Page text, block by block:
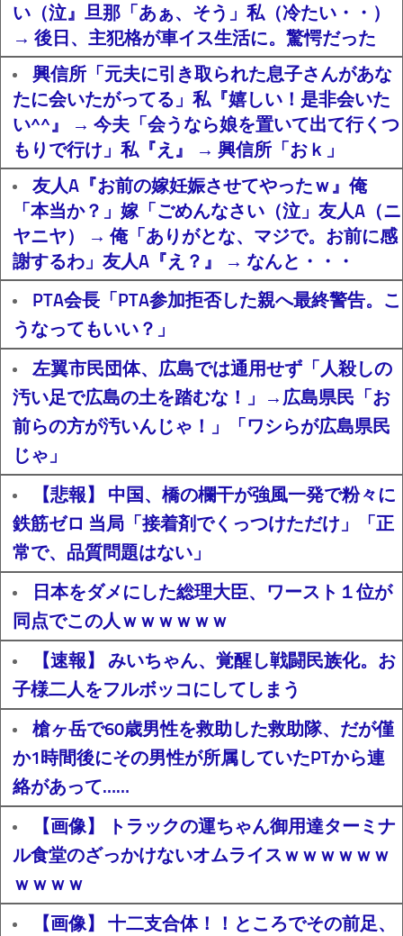
い（泣』旦那「あぁ、そう」私（冷たい・・）
→ 後日、主犯格が車イス生活に。驚愕だった
興信所「元夫に引き取られた息子さんがあな
たに会いたがってる」私『嬉しい！是非会いた
い^^』 → 今夫「会うなら娘を置いて出て行くつ
もりで行け」私『え』 → 興信所「おｋ」
友人A『お前の嫁妊娠させてやったｗ』俺
「本当か？」嫁「ごめんなさい（泣」友人A（ニ
ヤニヤ） → 俺「ありがとな、マジで。お前に感
謝するわ」友人A『え？』 → なんと・・・
PTA会長「PTA参加拒否した親へ最終警告。こ
うなってもいい？」
左翼市民団体、広島では通用せず「人殺しの
汚い足で広島の土を踏むな！」→広島県民「お
前らの方が汚いんじゃ！」「ワシらが広島県民
じゃ」
【悲報】 中国、橋の欄干が強風一発で粉々に
鉄筋ゼロ 当局「接着剤でくっつけただけ」「正
常で、品質問題はない」
日本をダメにした総理大臣、ワースト１位が
同点でこの人ｗｗｗｗｗｗ
【速報】 みいちゃん、覚醒し戦闘民族化。お
子様二人をフルボッコにしてしまう
槍ヶ岳で60歳男性を救助した救助隊、だが僅
か1時間後にその男性が所属していたPTから連
絡があって……
【画像】 トラックの運ちゃん御用達ターミナ
ル食堂のざっかけないオムライスｗｗｗｗｗｗ
ｗｗｗｗ
【画像】 十二支合体！！ところでその前足、